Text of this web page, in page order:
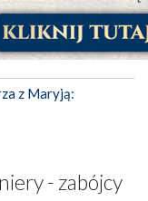
z Maryją:
- zabójcy